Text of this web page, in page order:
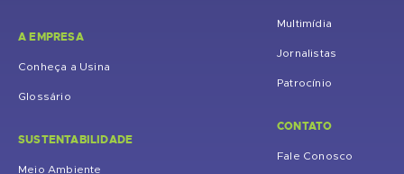
A EMPRESA
Conheça a Usina
Glossário
SUSTENTABILIDADE
Meio Ambiente
Multimídia
Jornalistas
Patrocínio
CONTATO
Fale Conosco